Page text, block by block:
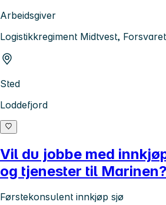
Arbeidsgiver
Logistikkregiment Midtvest, Forsvaret
Sted
Loddefjord
Vil du jobbe med
og tjenester til Marinen?
Førstekonsulent innkjøp sjø